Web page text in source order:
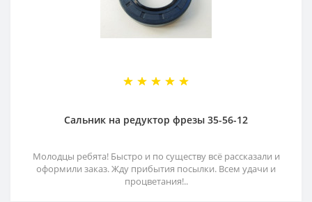
Сальник на редуктор фрезы 35-56-12
Молодцы ребята! Быстро и по существу всё рассказали и
оформили заказ. Жду прибытия посылки. Всем удачи и
процветания!..